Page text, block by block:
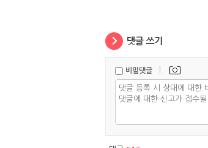
비밀댓글